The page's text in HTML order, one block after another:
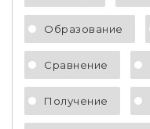
Образование
Сравнение
Получение